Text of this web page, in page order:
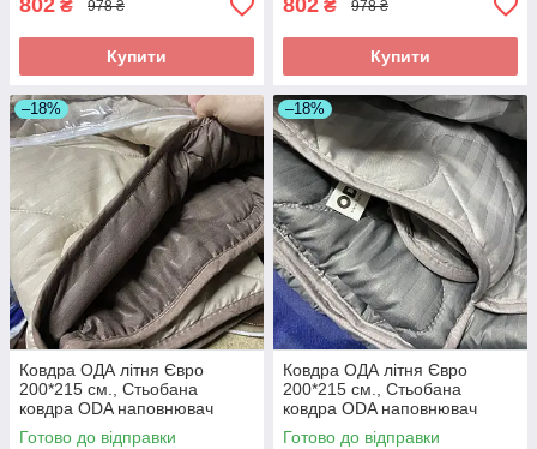
802 ₴ 978 ₴
Купити
802 ₴ 978 ₴
Купити
–18%
Ковдра ОДА літня Євро
200*215 см., Стьобана
ковдра ODA наповнювач
хлопок - Хлопкопон
Готово до відправки
–18%
Ковдра ОДА літня Євро
200*215 см., Стьобана
ковдра ODA наповнювач
хлопок - Хлопкопон
Готово до відправки